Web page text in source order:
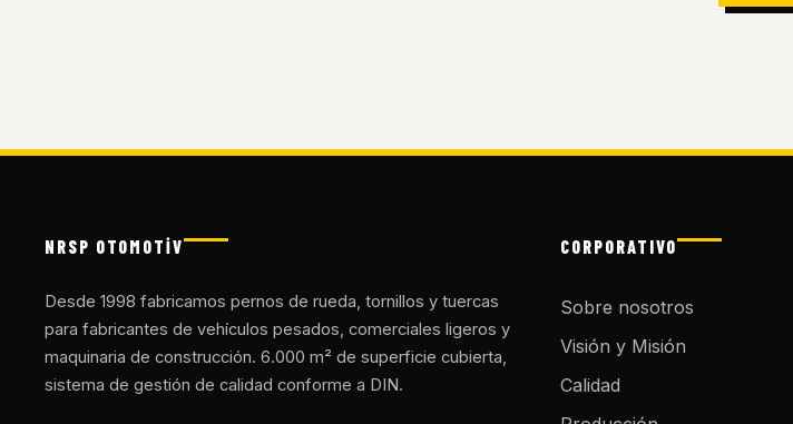
NRSP OTOMOTİV
Desde 1998 fabricamos pernos de rueda, tornillos y tuercas
para fabricantes de vehículos pesados, comerciales ligeros y
maquinaria de construcción. 6.000 m² de superficie cubierta,
sistema de gestión de calidad conforme a DIN.
CORPORATIVO
Sobre nosotros
Visión y Misión
Calidad